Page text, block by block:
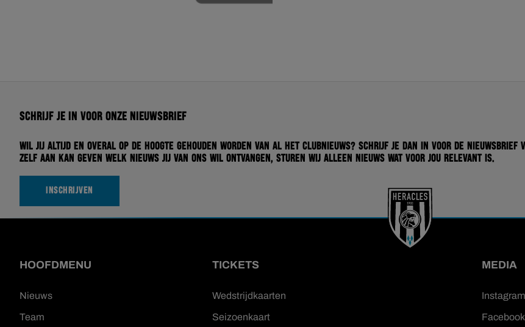
Schrijf je in voor onze nieuwsbrief
Wil jij altijd en overal op de hoogte gehouden worden van al het clubnieuws? Schrijf je dan in voor de nieuwsbrief
zelf aan kan geven welk nieuws jij van ons wil ontvangen, sturen wij alleen nieuws wat voor jou relevant is.
INSCHRIJVEN
HOOFDMENU
Nieuws
Team
TICKETS
Wedstrijdkaarten
Seizoenkaart
MEDIA
Instagram
Facebook